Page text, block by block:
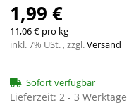
1,99 €
11,06 € pro kg
inkl. 7% USt. , zzgl.Versand
Sofort verfügbar
Lieferzeit: 2 - 3 Werktage